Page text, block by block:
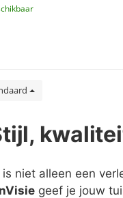
niet alleen een
geef je jouw